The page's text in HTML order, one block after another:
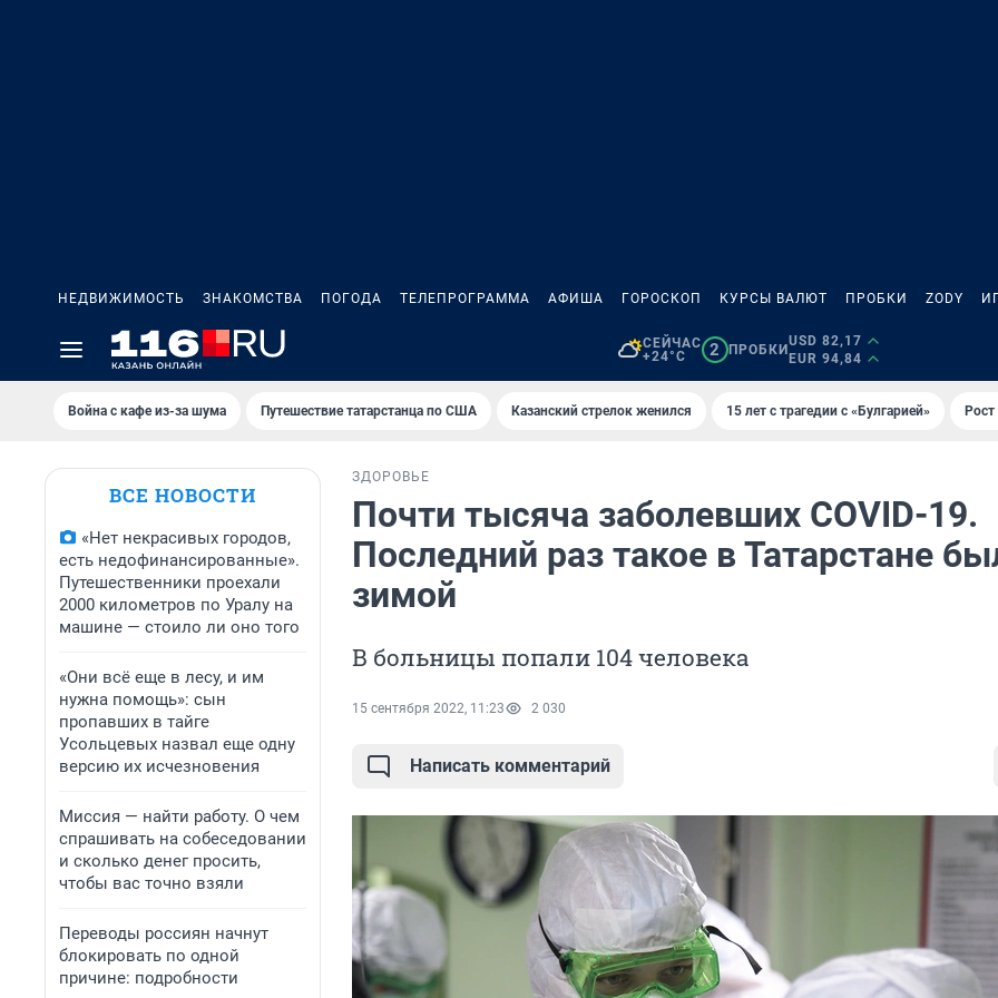
НЕДВИЖИМОСТЬ ЗНАКОМСТВА ПОГОДА ТЕЛЕПРОГРАММА АФИША ГОРОСКОП КУРСЫ ВАЛЮТ ПРОБКИ ZODY
СЕЙЧАС
+24°C
2 ПРОБКИ
USD 82,17
EUR 94,84
Война с кафе из-за шума Путешествие татарстанца по США Казанский стрелок женился 15 лет с трагедии с «Булгарией»
ВСЕ НОВОСТИ
«Нет некрасивых городов,
есть недофинансированные».
Путешественники проехали
2000 километров по Уралу на
машине — стоило ли оно того
«Они всё еще в лесу, и им
нужна помощь»: сын
пропавших в тайге
Усольцевых назвал еще одну
версию их исчезновения
Миссия — найти работу. О чем
спрашивать на собеседовании
и сколько денег просить,
чтобы вас точно взяли
Переводы россиян начнут
блокировать по одной
причине: подробности
ЗДОРОВЬЕ
Почти тысяча заболевших COVID-19.
Последний раз такое в Татарстане
зимой
В больницы попали 104 человека
15 сентября 2022, 11:23 2 030
Написать комментарий